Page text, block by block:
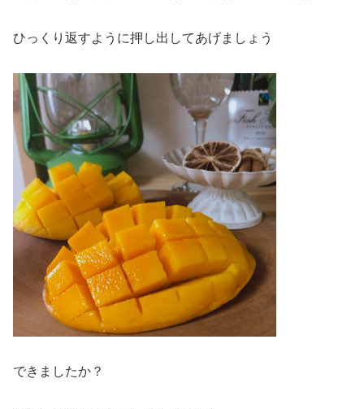
ひっくり返すように押し出してあげましょう
できましたか？